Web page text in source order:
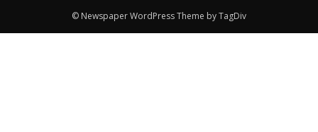
© Newspaper WordPress Theme by TagDiv